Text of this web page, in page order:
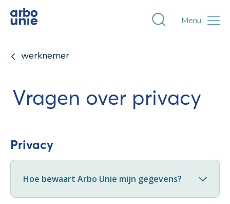
Toggle
Menu
werknemer
Vragen over privacy
Privacy
Hoe bewaart Arbo Unie mijn gegevens?